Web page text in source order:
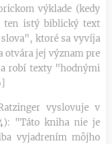
výklade (kedy
ten istý biblický text
ktoré sa vyvíja
otvára jej význam pre
a robí texty "hodnými
vyslovuje v
"Táto kniha nie je
vyjadrením môjho